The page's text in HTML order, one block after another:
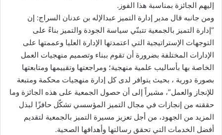
إليهم الجائزة بمناسبة هذا الفوز.
ومن جانبه قال مدير إدارة التميز عبدالإله بن عدنان السراج: إن
“إدارة التميز بالجمعية تتبنّي سياسة الجودة والتميز بناءً على
التوجهات الإستراتيجية التي اعتمدتها الإدارة العليا وعممتها على
الإدارات المختلفة بضرورة أن تقوم ببناء وتصميم منهجيات العمل
الخاصة بها بأساليب علمية منهجية؛ ومراجعتها وتقييمها ومتابعتها
بصورة دورية ، بحيث يتوافر لدى كل إدارة منهجيات محكمة ومتبعة
للإنجاز والعمل”، مشيراً إلى أن حصول الجمعية على هذه الجائزة وما
حققته من إنجازات في مجال التميز المؤسسي تشكّل حافزًا لبذل
المزيد من الجهود، من أجل تعزيز مسيرة التميز بالجمعية لتقديم
أفضل الخدمات التي تحقق رسالتها وأهدافها الصحية.